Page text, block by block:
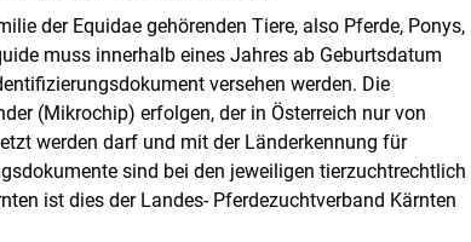
der Equidae gehörenden Tiere, also Pferde, Ponys,
muss innerhalb eines Jahres ab Geburtsdatum
versehen werden. Die
(Mikrochip) erfolgen, der in Österreich nur von
werden darf und mit der Länderkennung für
sind bei den jeweiligen tierzuchtrechtlich
ist dies der Landes- Pferdezuchtverband Kärnten